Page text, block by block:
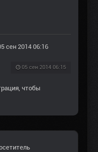
сен 2014 06:16
05 сен 2014 06:15
, чтобы